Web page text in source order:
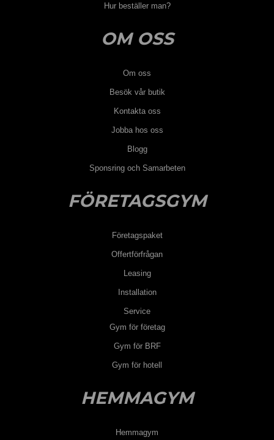
Hur beställer man?
OM OSS
Om oss
Besök vår butik
Kontakta oss
Jobba hos oss
Blogg
Sponsring och Samarbeten
FÖRETAGSGYM
Företagspaket
Offertförfrågan
Leasing
Installation
Service
Gym för företag
Gym för BRF
Gym för hotell
HEMMAGYM
Hemmagym